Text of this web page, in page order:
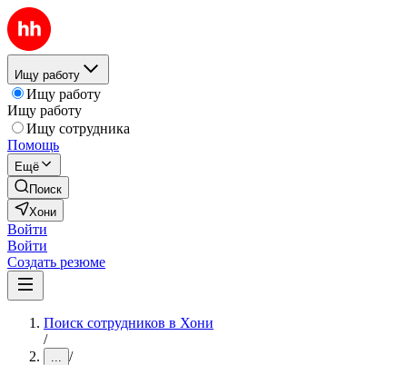
Ищу работу
Ищу работу
Ищу работу
Ищу сотрудника
Помощь
Ещё
Поиск
Хони
Войти
Войти
Создать резюме
Поиск сотрудников в Хони
/
... /